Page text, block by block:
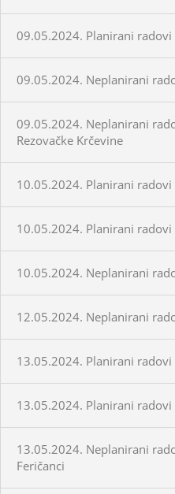
09.05.2024. Planirani
09.05.2024. Neplanirani
09.05.2024. Neplanirani
Rezovačke Krčevine
10.05.2024. Planirani
10.05.2024. Planirani
10.05.2024. Neplanirani
12.05.2024. Neplanirani
13.05.2024. Planirani
13.05.2024. Planirani
13.05.2024. Neplanirani
Feričanci